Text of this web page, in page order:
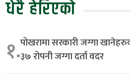
धेरै हेरिएको
१.पोखरामा सरकारी जग्गा
३७ रोपनी जग्गा दर्ता वदर